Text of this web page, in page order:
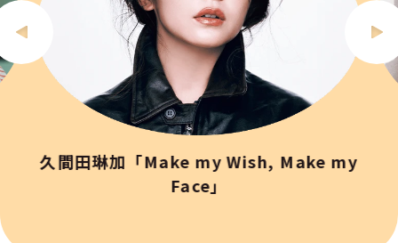
久間田琳加「Make my Wish, Make my
Face」